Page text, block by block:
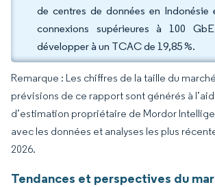
de centres de données en Indonésie
connexions supérieures à 100
développer à un TCAC de 19,85 %.
Remarque : Les chiffres de la taille du
prévisions de ce rapport sont générés à
d’estimation propriétaire de Mordor
avec les données et analyses les plus
2026.
Tendances et perspectives du